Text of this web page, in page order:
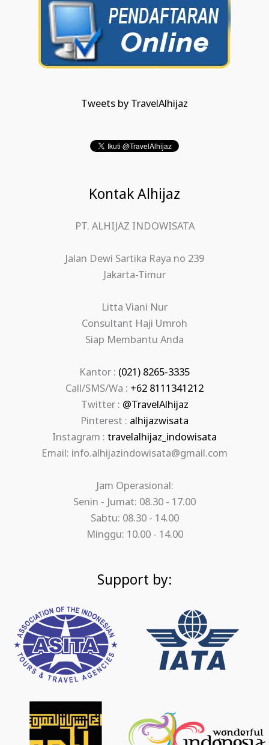
Tweets by TravelAlhijaz
Kontak Alhijaz
PT. ALHIJAZ INDOWISATA
Jalan Dewi Sartika Raya no 239
Jakarta-Timur
Litta Viani Nur
Consultant Haji Umroh
Siap Membantu Anda
Kantor : (021) 8265-3335
Call/SMS/Wa : +62 8111341212
Twitter : @TravelAlhijaz
Pinterest : alhijazwisata
Instagram : travelalhijaz_indowisata
Email: info.alhijazindowisata@gmail.com
Jam Operasional:
Senin - Jumat: 08.30 - 17.00
Sabtu: 08.30 - 14.00
Minggu: 10.00 - 14.00
Support by: